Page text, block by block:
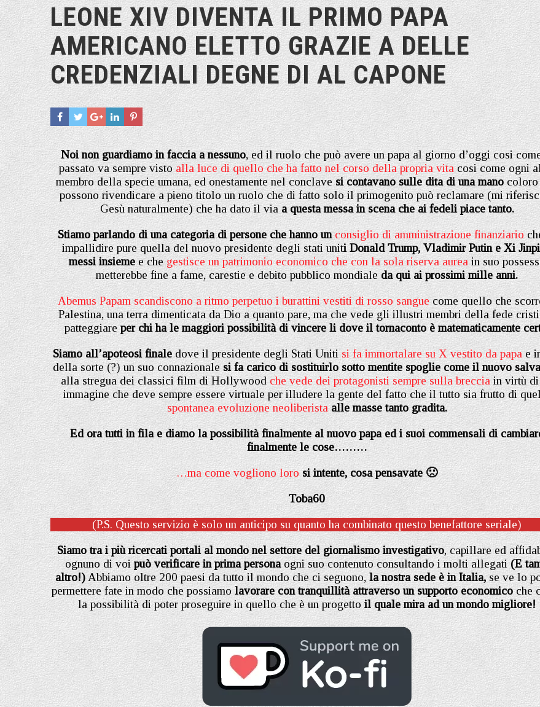
LEONE XIV DIVENTA IL PRIMO PAPA
AMERICANO ELETTO GRAZIE A DELLE
CREDENZIALI DEGNE DI AL CAPONE
Noi non guardiamo in faccia a nessuno, ed il ruolo che può avere un papa al giorno d’oggi cosi
passato va sempre vistoalla luce di quello che ha fatto nel corso della propria vita cosi come ogni
membro della specie umana, ed onestamente nel conclavesi contavano sulle dita di una manocoloro
possono rivendicare a pieno titolo un ruolo che di fatto solo il primogenito può reclamare (mi
Gesù naturalmente) che ha dato il viaa questa messa in scena che ai fedeli piace tanto.
Stiamo parlando di una categoria di persone che hanno un consiglio di amministrazione finanziario
impallidire pure quella del nuovo presidente degli stati uniti Donald Trump, Vladimir Putin e Xi
messi insiemee chegestisce un patrimonio economico che con la sola riserva aurea in suo
metterebbe fine a fame, carestie e debito pubblico mondialeda qui ai prossimi mille anni.
Abemus Papam scandiscono a ritmo perpetuo i burattini vestiti di rosso sangue come quello che
Palestina, una terra dimenticata da Dio a quanto pare, ma che vede gli illustri membri della fede
patteggiareper chi ha le maggiori possibilità di vincere li dove il tornaconto è matematicamente
Siamo all’apoteosi finaledove il presidente degli Stati Unitisi fa immortalare su X vestito da papa e
della sorte (?) un suo connazionalesi fa carico di sostituirlo sotto mentite spoglie come il nuovo
alla stregua dei classici film di Hollywood che vede dei protagonisti sempre sulla breccia in virtù di
immagine che deve sempre essere virtuale per illudere la gente del fatto che il tutto sia frutto di
spontanea evoluzione neoliberistaalle masse tanto gradita.
Ed ora tutti in fila e diamo la possibilità finalmente al nuovo papa ed i suoi commensali di
finalmente le cose………
…ma come vogliono lorosi intente, cosa pensavate 🙁
Toba60
(P.S. Questo servizio è solo un anticipo su quanto ha combinato questo benefattore seriale)
Siamo tra i più ricercati portali al mondo nel settore del giornalismo investigativo, capillare ed
ognuno di voipuò verificare in prima personaogni suo contenuto consultando i molti allegati(E
altro!)Abbiamo oltre 200 paesi da tutto il mondo che ci seguono,la nostra sede è in Italia,se ve lo
permettere fate in modo che possiamolavorare con tranquillità attraverso un supporto economicoche
la possibilità di poter proseguire in quello che è un progettoil quale mira ad un mondo migliore!